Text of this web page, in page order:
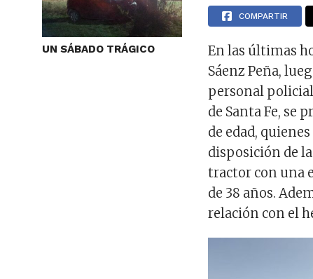
UN SÁBADO TRÁGICO
COMPARTIR
En las últimas
Sáenz Peña,
personal
de Santa Fe, se
de edad,
disposición de
tractor con una
de 38 años.
relación con el